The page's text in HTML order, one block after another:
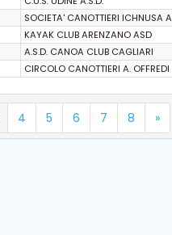
SOCIETA' CANOTTIERI ICHNUSA
KAYAK CLUB ARENZANO ASD
A.S.D. CANOA CLUB CAGLIARI
CIRCOLO CANOTTIERI A. OFFREDI
4 5 6 7 8 »